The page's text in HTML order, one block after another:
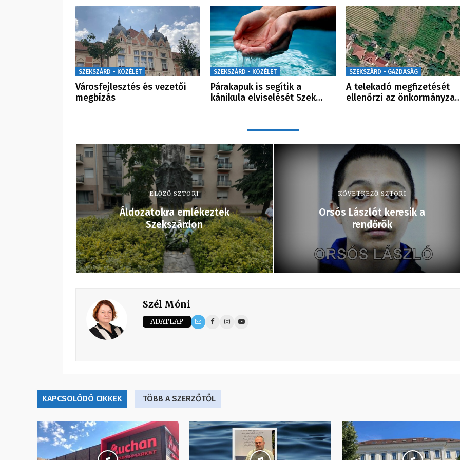
SZEKSZÁRD - KÖZÉLET
Városfejlesztés és vezetői
megbízás
SZEKSZÁRD - KÖZÉLET
Párakapuk is segítik a
kánikula elviselését Szek…
SZEKSZÁRD - GAZDASÁG
A telekadó megfizetését
ellenőrzi az
ELŐZŐ SZTORI
Áldozatokra emlékeztek
Szekszárdon
KÖVETKEZŐ SZTORI
Orsós Lászlót keresik a
rendőrök
Szél Móni
ADATLAP
KAPCSOLÓDÓ CIKKEK TÖBB A SZERZŐTŐL